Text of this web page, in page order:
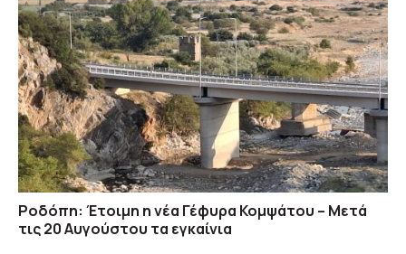
Ροδόπη: Έτοιμη η νέα Γέφυρα Κομψάτου – Μετά
τις 20 Αυγούστου τα εγκαίνια